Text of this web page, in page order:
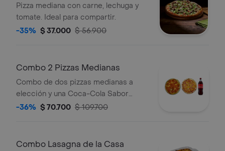
Pizza mediana con carne, lechuga y
tomate. Ideal para compartir.
-35% $ 37.000 $ 56.900
Combo 2 Pizzas Medianas
Combo de dos pizzas medianas a
elección y una Coca-Cola Sabor
Original de 1.5 L.
-36% $ 70.700 $ 109.700
Combo Lasagna de la Casa